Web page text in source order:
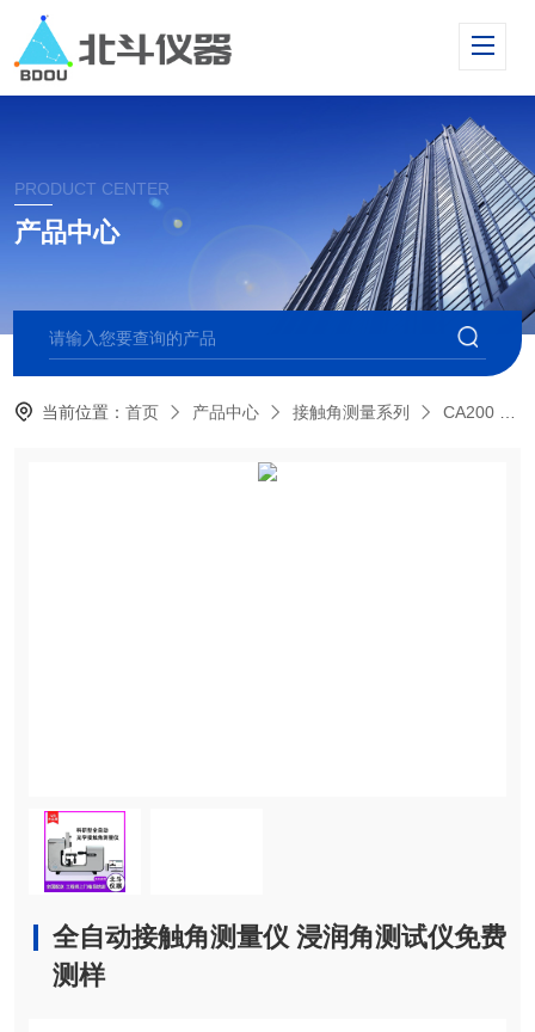
PRODUCT CENTER
产品中心
当前位置：首页 产品中心 接触角测量系列 CA200 自动型接触角测量仪
全自动接触角测量仪 浸润角测试仪免费
测样